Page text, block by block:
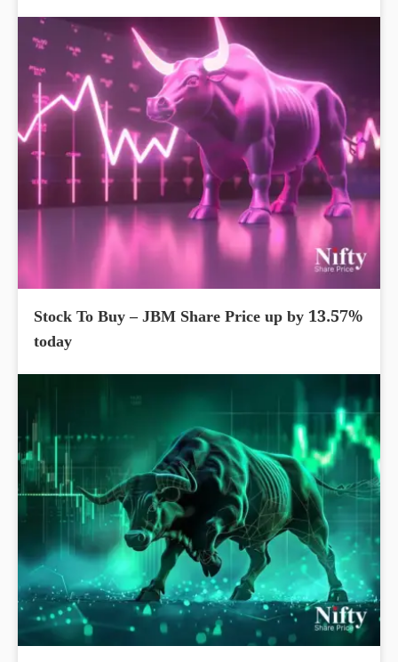
Stock To Buy – JBM Share Price up by 13.57%
today